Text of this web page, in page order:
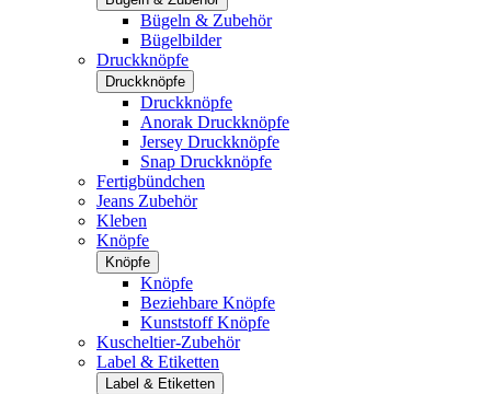
Bügeln & Zubehör
Bügelbilder
Druckknöpfe
Druckknöpfe
Druckknöpfe
Anorak Druckknöpfe
Jersey Druckknöpfe
Snap Druckknöpfe
Fertigbündchen
Jeans Zubehör
Kleben
Knöpfe
Knöpfe
Knöpfe
Beziehbare Knöpfe
Kunststoff Knöpfe
Kuscheltier-Zubehör
Label & Etiketten
Label & Etiketten